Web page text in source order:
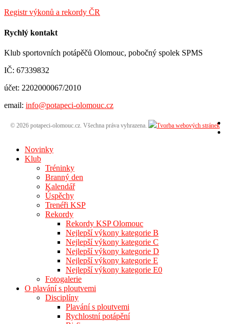
Registr výkonů a rekordy ČR
Rychlý kontakt
Klub sportovních potápěčů Olomouc, pobočný spolek SPMS
IČ: 67339832
účet: 2202000067/2010
email: info@potapeci-olomouc.cz
© 2026 potapeci-olomouc.cz. Všechna práva vyhrazena.
Novinky
Klub
Tréninky
Branný den
Kalendář
Úspěchy
Trenéři KSP
Rekordy
Rekordy KSP Olomouc
Nejlepší výkony kategorie B
Nejlepší výkony kategorie C
Nejlepší výkony kategorie D
Nejlepší výkony kategorie E
Nejlepší výkony kategorie E0
Fotogalerie
O plavání s ploutvemi
Disciplíny
Plavání s ploutvemi
Rychlostní potápění